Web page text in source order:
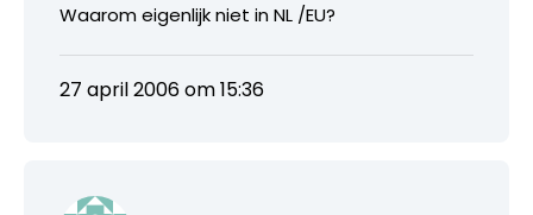
Waarom eigenlijk niet in NL /EU?
27 april 2006 om 15:36